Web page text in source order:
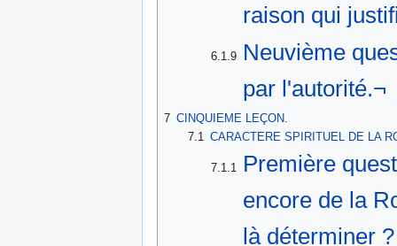
raison qui
6.1.9 Neuvième
par l'autorité.¬
7 CINQUIEME LEÇON.
7.1
CARACTERE SPIRITUEL DE LA
7.1.1
Première
encore de la
là déterminer ?